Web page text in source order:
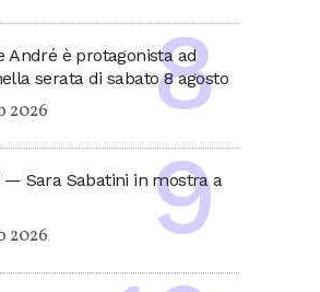
André è protagonista ad
serata di sabato 8 agosto
2026
— Sara Sabatini in mostra a
2026